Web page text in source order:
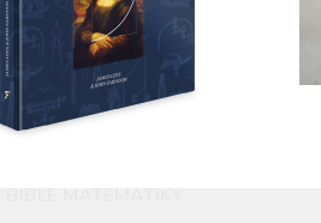
Obľúbené
BIBLE MATEMATIKY